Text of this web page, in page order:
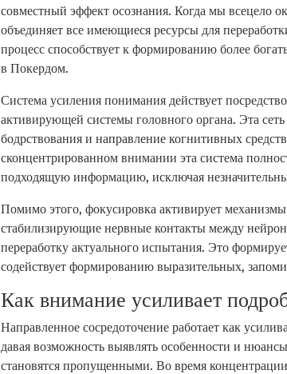
совместный эффект осознания. Когда мы всецело
объединяет все имеющиеся ресурсы для
процесс способствует к формированию более
в Покердом.
Система усиления понимания действует
активирующей системы головного органа. Эта
бодрствования и направление когнитивных
сконцентрированном внимании эта система
подходящую информацию, исключая
Помимо этого, фокусировка активирует
стабилизирующие нервные контакты между
переработку актуального испытания. Это
содействует формированию выразительных,
Как внимание усиливает
Направленное сосредоточение работает как
давая возможность выявлять особенности и
становятся пропущенными. Во время